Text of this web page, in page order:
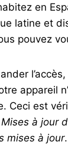
en
latine et
pouvez
appareil
Ceci est
à jour
mises à jour.